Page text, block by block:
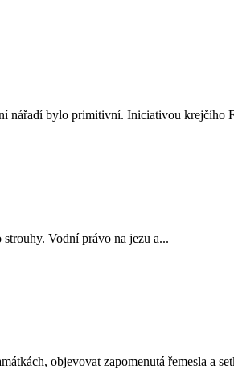
nářadí bylo primitivní. Iniciativou krejčího
Vodní právo na jezu a...
objevovat zapomenutá řemesla a